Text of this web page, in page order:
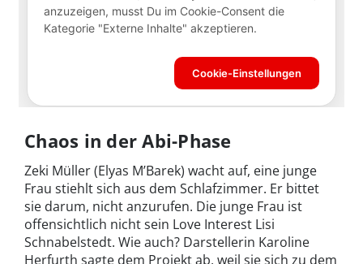
Chaos in der Abi-Phase
Zeki Müller (Elyas M’Barek) wacht auf, eine junge
Frau stiehlt sich aus dem Schlafzimmer. Er bittet
sie darum, nicht anzurufen. Die junge Frau ist
offensichtlich nicht sein Love Interest Lisi
Schnabelstedt. Wie auch? Darstellerin Karoline
Herfurth sagte dem Projekt ab, weil sie sich zu dem